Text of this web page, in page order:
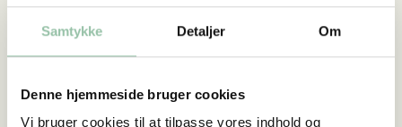
Samtykke Detaljer Om
Denne hjemmeside bruger cookies
Vi bruger cookies til at tilpasse vores indhold og
Stenderup
Sporet ved Stenderup ligger ca. 8 km syd for
tur.